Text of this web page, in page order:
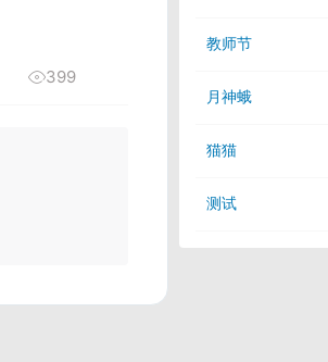
399
教师节
月神蛾
猫猫
测试